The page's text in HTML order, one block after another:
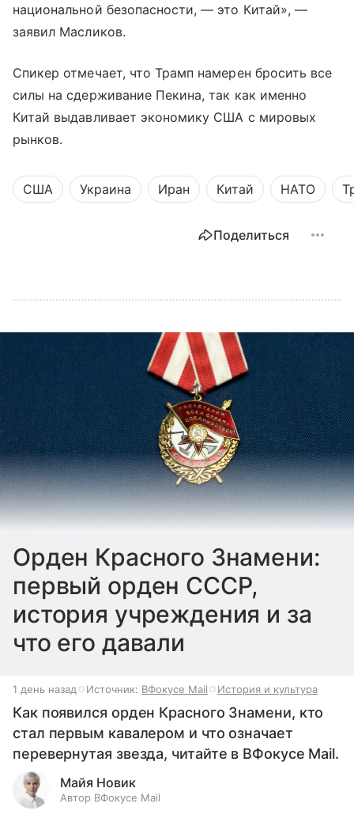
национальной безопасности, — это Китай», —
заявил Масликов.
Спикер отмечает, что Трамп намерен бросить все
силы на сдерживание Пекина, так как именно
Китай выдавливает экономику США с мировых
рынков.
США Украина Иран Китай НАТО
Поделиться
Орден Красного Знамени:
первый орден СССР,
история учреждения и за
что его давали
1 день назад Источник: ВФокусе Mail История и культура
Как появился орден Красного Знамени, кто
стал первым кавалером и что означает
перевернутая звезда, читайте в ВФокусе Mail.
Майя Новик
Автор ВФокусе Mail